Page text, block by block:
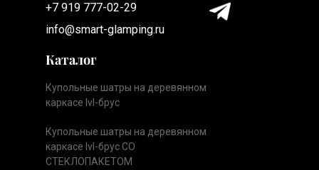
Каталог
info@smart-glamping.ru
+7 919 777-02-29
Купольные шатры на деревянном
каркасе lvl-брус СО
СТЕКЛОПАКЕТОМ
Купольные шатры на деревянном
каркасе lvl-брус